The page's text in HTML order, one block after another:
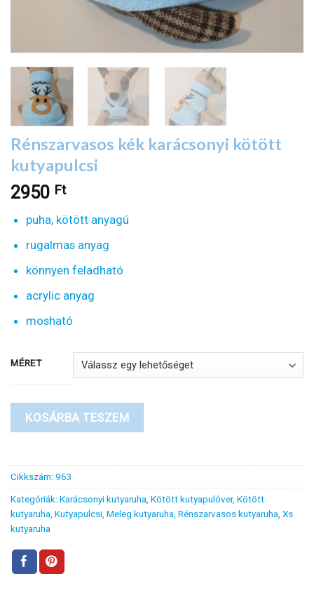
Rénszarvasos kék karácsonyi kötött
kutyapulcsi
2950 Ft
puha, kötött anyagú
rugalmas anyag
könnyen feladható
acrylic anyag
mosható
MÉRET
KOSÁRBA TESZEM
Cikkszám: 963
Kategóriák: Karácsonyi kutyaruha, Kötött kutyapulóver, Kötött
kutyaruha, Kutyapulcsi, Meleg kutyaruha, Rénszarvasos kutyaruha, Xs
kutyaruha